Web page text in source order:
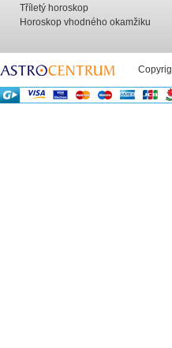
Tříletý horoskop
Horoskop vhodného okamžiku